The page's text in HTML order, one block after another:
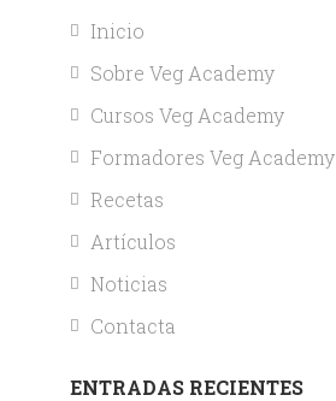
Inicio
Sobre Veg Academy
Cursos Veg Academy
Formadores Veg Academy
Recetas
Artículos
Noticias
Contacta
ENTRADAS RECIENTES